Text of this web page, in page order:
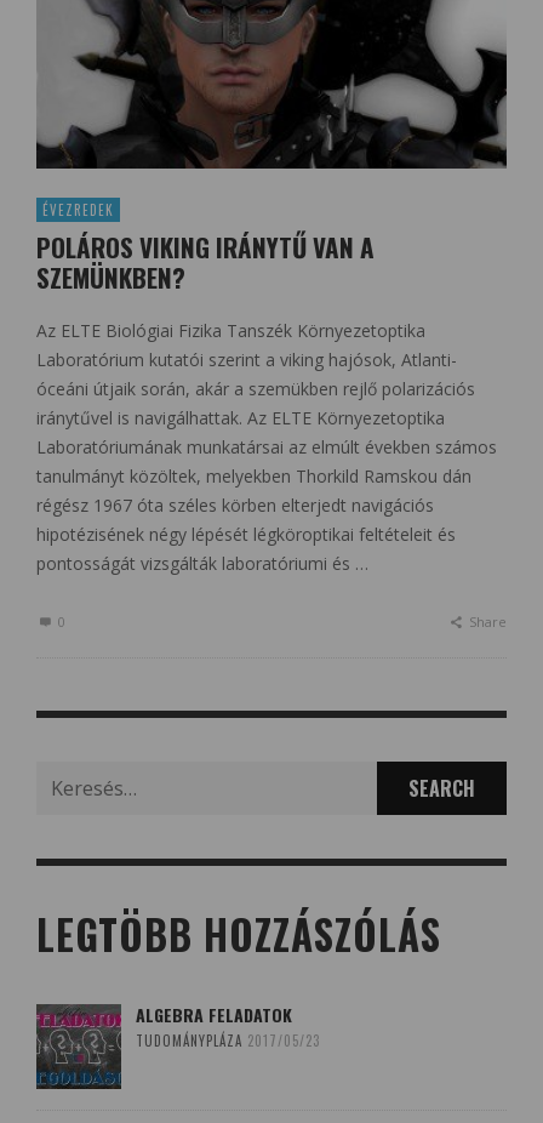
ÉVEZREDEK
POLÁROS VIKING IRÁNYTŰ VAN A
SZEMÜNKBEN?
Az ELTE Biológiai Fizika Tanszék Környezetoptika
Laboratórium kutatói szerint a viking hajósok, Atlanti-
óceáni útjaik során, akár a szemükben rejlő polarizációs
iránytűvel is navigálhattak. Az ELTE Környezetoptika
Laboratóriumának munkatársai az elmúlt években számos
tanulmányt közöltek, melyekben Thorkild Ramskou dán
régész 1967 óta széles körben elterjedt navigációs
hipotézisének négy lépését légköroptikai feltételeit és
pontosságát vizsgálták laboratóriumi és …
0 Share
LEGTÖBB HOZZÁSZÓLÁS
ALGEBRA FELADATOK
TUDOMÁNYPLÁZA 2017/05/23